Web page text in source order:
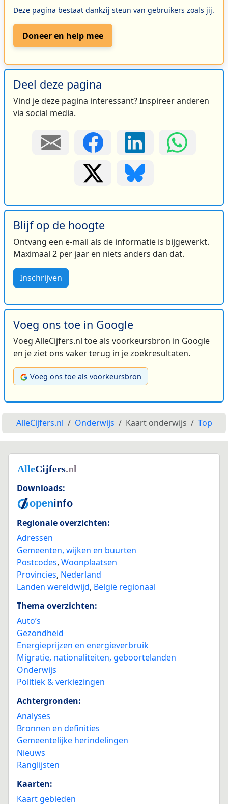
Deze pagina bestaat dankzij steun van gebruikers zoals jij.
Doneer en help mee
Deel deze pagina
Vind je deze pagina interessant? Inspireer anderen
via social media.
Blijf op de hoogte
Ontvang een e-mail als de informatie is bijgewerkt.
Maximaal 2 per jaar en niets anders dan dat.
Inschrijven
Voeg ons toe in Google
Voeg AlleCijfers.nl toe als voorkeursbron in Google
en je ziet ons vaker terug in je zoekresultaten.
Voeg ons toe als voorkeursbron
AlleCijfers.nl Onderwijs Kaart onderwijs Top
Downloads:
Regionale overzichten:
Adressen
Gemeenten, wijken en buurten
Postcodes, Woonplaatsen
Provincies, Nederland
Landen wereldwijd, België regionaal
Thema overzichten:
Auto’s
Gezondheid
Energieprijzen en energieverbruik
Migratie, nationaliteiten, geboortelanden
Onderwijs
Politiek & verkiezingen
Achtergronden:
Analyses
Bronnen en definities
Gemeentelijke herindelingen
Nieuws
Ranglijsten
Kaarten:
Kaart gebieden